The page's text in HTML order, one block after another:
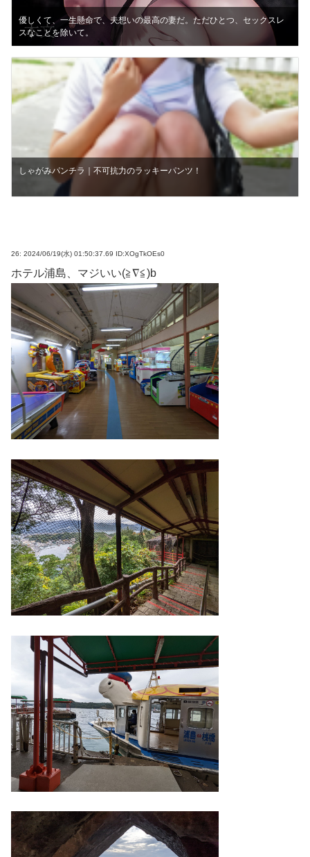
優しくて、一生懸命で、夫想いの最高の妻だ。ただひとつ、セックスレ
スなことを除いて。
しゃがみパンチラ｜不可抗力のラッキーパンツ！
26: 2024/06/19(水) 01:50:37.69 ID:XOgTkOEs0
ホテル浦島、マジいい(≧∇≦)b